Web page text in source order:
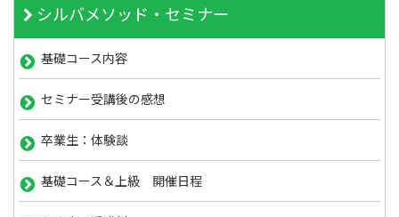
シルバメソッド・セミナー
基礎コース内容
セミナー受講後の感想
卒業生：体験談
基礎コース＆上級 開催日程